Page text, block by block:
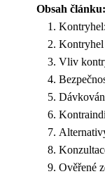
Obsah článku:
Kontryhel
Vliv
Ověřené